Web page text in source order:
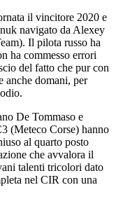
il vincitore 2020 e
navigato da Alexey
Il pilota russo ha
ha commesso errori
del fatto che pur con
anche domani, per
De Tommaso e
(Meteco Corse) hanno
al quarto posto
che avvalora il
talenti tricolori dato
nel CIR con una